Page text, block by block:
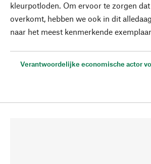
kleurpotloden. Om ervoor te zorgen
overkomt, hebben we ook in dit
naar het meest kenmerkende
Verantwoordelijke economische actor